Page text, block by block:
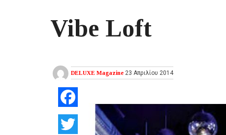
Vibe Loft
DELUXE Magazine 23 Απριλίου 2014
Twitter